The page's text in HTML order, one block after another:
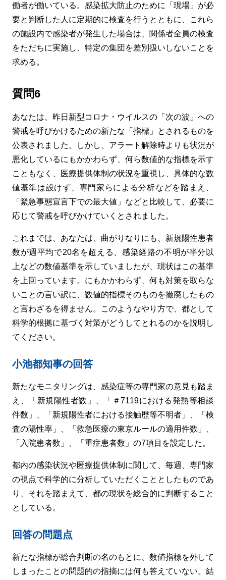
働者が働いている。感染拡大防止のために「現場」が必
要と判断した人に定期的に検査を行うとともに、これら
の施設内で感染者が発生した場合は、関係者全員の検査
をただちに実施し、特定の集団を差別扱いしないことを
求める。
質問6
あなたは、昨日新型コロナ・ウイルスの「次の波」への
警戒を呼びかけるための新たな「指標」とされるものを
公表されました。しかし、アラート解除時よりも状況が
悪化しているにもかかわらず、何ら数値的な指標を示す
こともなく、医療提供体制の状況を重視し、具体的な数
値基準は設けず、専門家らによる分析などを踏まえ、
「緊急事態宣言下での最大値」などと比較して、必要に
応じて警戒を呼びかけていくとされました。
これまでは、あなたは、曲がりなりにも、新規陽性患者
数が週平均で20名を超える、感染経路の不明が半分以
上などの数値基準を示していましたが、現状はこの基準
を上回っています。にもかかわらず、何も対策を取らな
いことの言い訳に、数値的指標そのものを撤廃したもの
と言わざるを得ません。このようなやり方で、都として
科学的根拠に基づく対策がどうしてとれるのかを説明し
てください。
小池都知事の回答
新たなモニタリングは、感染症等の専門家の意見も踏ま
え、「新規陽性者数」、「＃7119における発熱等相談
件数」、「新規陽性者における接触歴等不明者」、「検
査の陽性率」、「救急医療の東京ルールの適用件数」、
「入院患者数」、「重症患者数」の7項目を設定した。
都内の感染状況や匿療提供体制に関して、毎週、専門家
の視点で科学的に分析していただくこととしたものであ
り、それを踏まえて、都の現状を総合的に判断すること
としている。
回答の問題点
新たな指標が総合判断の名のもとに、数値指標を外して
しまったことの問題的の指摘には何も答えていない。結